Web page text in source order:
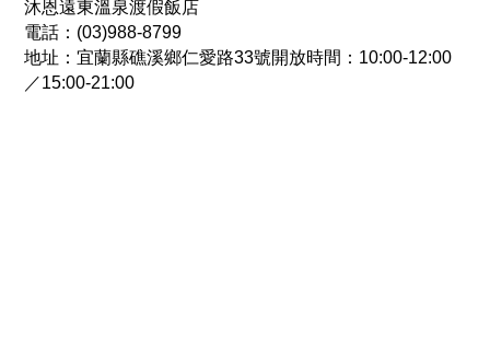
沐恩遠東溫泉渡假飯店
電話：(03)988-8799
地址：宜蘭縣礁溪鄉仁愛路33號開放時間：10:00-12:00
／15:00-21:00